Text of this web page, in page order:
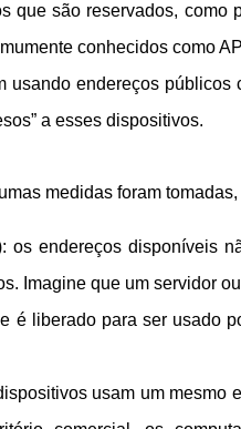
que são reservados, como
conhecidos como
endereços públicos
a esses dispositivos.
medidas foram
os endereços disponíveis
Imagine que um servidor
é liberado para ser usado
usam um mesmo